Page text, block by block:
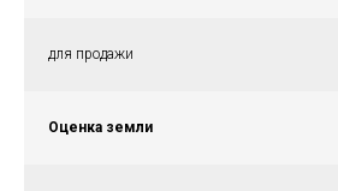
для продажи
Оценка земли